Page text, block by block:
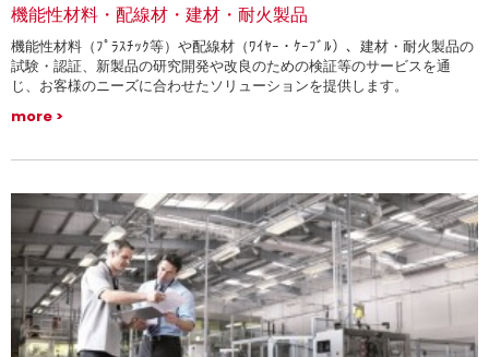
機能性材料・配線材・建材・耐火製品
機能性材料（ﾌﾟﾗｽﾁｯｸ等）や配線材（ﾜｲﾔｰ・ｹｰﾌﾞﾙ）、建材・耐火製品の
試験・認証、新製品の研究開発や改良のための検証等のサービスを通
じ、お客様のニーズに合わせたソリューションを提供します。
more